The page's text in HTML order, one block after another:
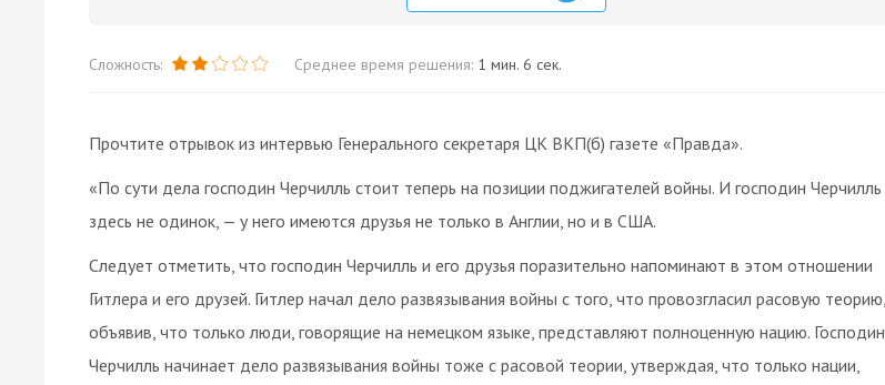
Сложность: Среднее время решения: 1 мин. 6 сек.
Прочтите отрывок из интервью Генерального секретаря ЦК ВКП(б) газете «Правда».
«По сути дела господин Черчилль стоит теперь на позиции поджигателей войны. И господин Черчилль
здесь не одинок, — у него имеются друзья не только в Англии, но и в США.
Следует отметить, что господин Черчилль и его друзья поразительно напоминают в этом отношении
Гитлера и его друзей. Гитлер начал дело развязывания войны с того, что провозгласил расовую теорию,
объявив, что только люди, говорящие на немецком языке, представляют полноценную нацию. Господин
Черчилль начинает дело развязывания войны тоже с расовой теории, утверждая, что только нации,